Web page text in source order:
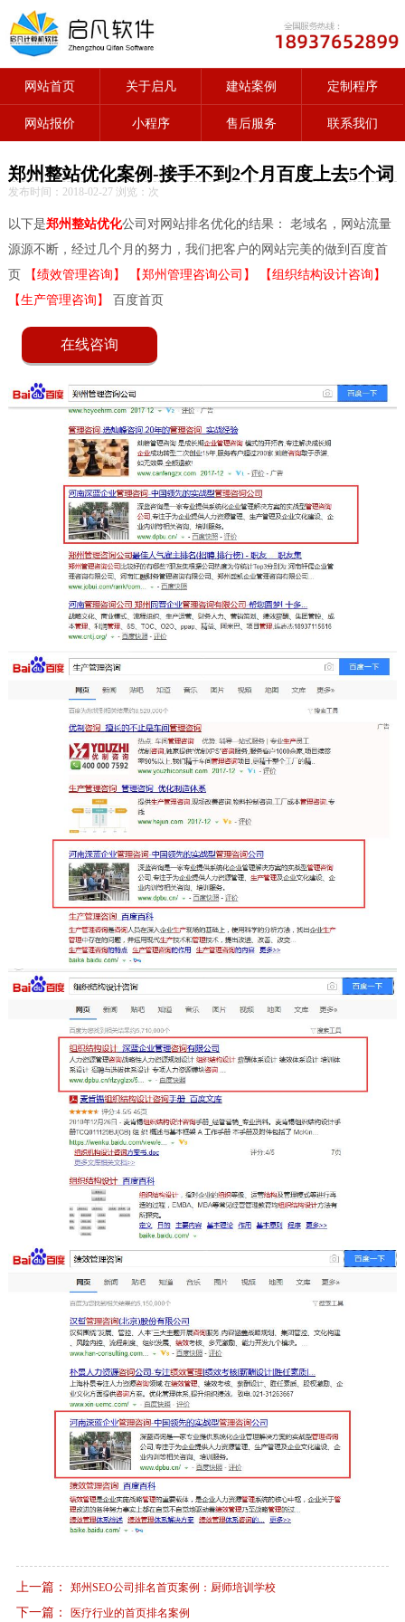
网站首页 关于启凡 建站案例 定制程序
网站报价 小程序 售后服务 联系我们
郑州整站优化案例-接手不到2个月百度上去5个词
发布时间：2018-02-27 浏览： 次
以下是郑州整站优化公司对网站排名优化的结果： 老域名，网站流量
源源不断，经过几个月的努力，我们把客户的网站完美的做到百度首
页
【绩效管理咨询】 【郑州管理咨询公司】
【组织结构设计咨询】
【生产管理咨询】
百度首页
在线咨询
上一篇： 郑州SEO公司排名首页案例：厨师培训学校
下一篇： 医疗行业的首页排名案例